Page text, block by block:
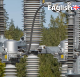
English